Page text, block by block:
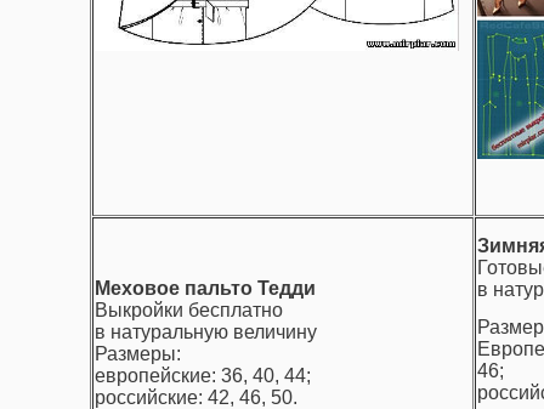
Меховое пальто Тедди
Выкройки бесплатно
в натуральную величину
Размеры:
европейские: 36, 40, 44;
российские: 42, 46, 50.
в
46;